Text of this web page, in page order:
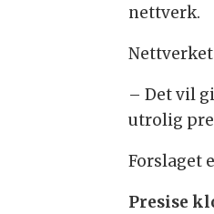
nettverk.
– Det vil
utrolig
Forslaget
Presise